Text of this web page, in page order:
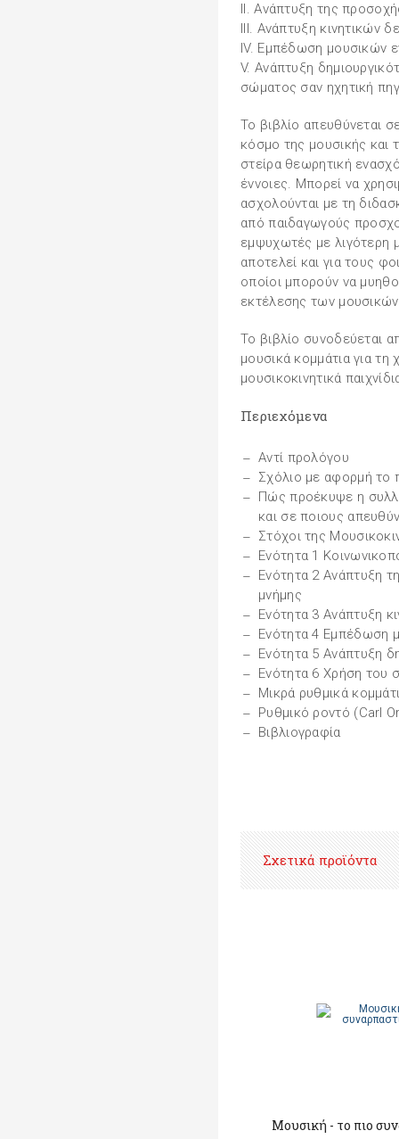
II. Ανάπτυξη της
III. Ανάπτυξη κινητικών
IV. Εμπέδωση μουσικών
V. Ανάπτυξη
σώματος σαν ηχητική
Το βιβλίο απευθύνεται
κόσμο της μουσικής και
στείρα θεωρητική
έννοιες. Μπορεί να
ασχολούνται με τη
από παιδαγωγούς
εμψυχωτές με λιγότερη
αποτελεί και για τους
οποίοι μπορούν να
εκτέλεσης των μουσικών
Το βιβλίο συνοδεύεται
μουσικά κομμάτια για
μουσικοκινητικά
Περιεχόμενα
Αντί προλόγου
Σχόλιο με αφορμή το
Πώς προέκυψε η
και σε ποιους
Στόχοι της
Ενότητα 1
Ενότητα 2 Ανάπτυξη
μνήμης
Ενότητα 3 Ανάπτυξη
Ενότητα 4 Εμπέδωση
Ενότητα 5 Ανάπτυξη
Ενότητα 6 Χρήση του
Μικρά ρυθμικά
Ρυθμικό ροντό (Carl
Βιβλιογραφία
Σχετικά προϊόντα
Μουσική - το πιο